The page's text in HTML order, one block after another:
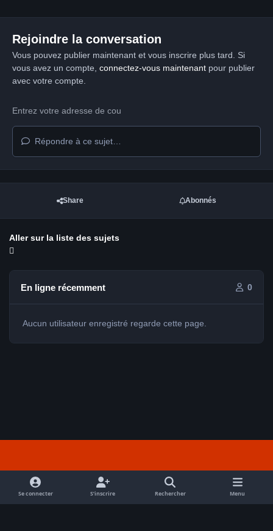
Rejoindre la conversation
Vous pouvez publier maintenant et vous inscrire plus tard. Si
vous avez un compte, connectez-vous maintenantpour publier
avec votre compte.
Répondre à ce sujet…
Share Abonnés
Aller sur la liste des sujets
En ligne récemment 0
Aucun utilisateur enregistré regarde cette page.
f
a
c
Se connecter S’inscrire Rechercher Menu